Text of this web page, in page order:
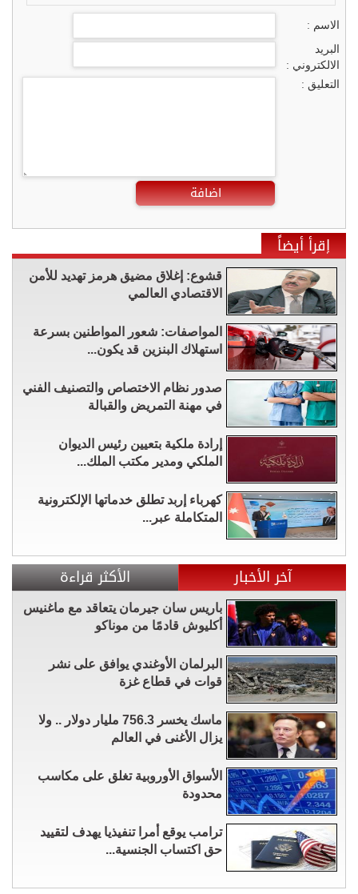
الاسم :
البريد
الالكتروني :
التعليق :
اضافة
إقرأ أيضاً
قشوع: إغلاق مضيق هرمز تهديد للأمن
الاقتصادي العالمي
المواصفات: شعور المواطنين بسرعة
استهلاك البنزين قد يكون...
صدور نظام الاختصاص والتصنيف الفني
في مهنة التمريض والقبالة
إرادة ملكية بتعيين رئيس الديوان
الملكي ومدير مكتب الملك...
كهرباء إربد تطلق خدماتها الإلكترونية
المتكاملة عبر...
آخر الأخبار الأكثر قراءة
باريس سان جيرمان يتعاقد مع ماغنيس
أكليوش قادمًا من موناكو
البرلمان الأوغندي يوافق على نشر
قوات في قطاع غزة
ماسك يخسر 756.3 مليار دولار .. ولا
يزال الأغنى في العالم
الأسواق الأوروبية تغلق على مكاسب
محدودة
ترامب يوقع أمرا تنفيذيا يهدف لتقييد
حق اكتساب الجنسية...